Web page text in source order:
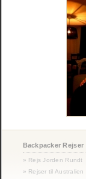
Backpacker Rejser
» Rejs Jorden Rundt
» Rejser til Australien